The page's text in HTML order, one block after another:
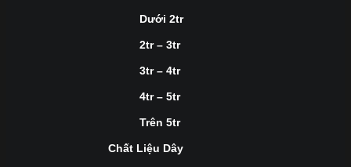
Dưới 2tr
2tr – 3tr
3tr – 4tr
4tr – 5tr
Trên 5tr
Chất Liệu Dây